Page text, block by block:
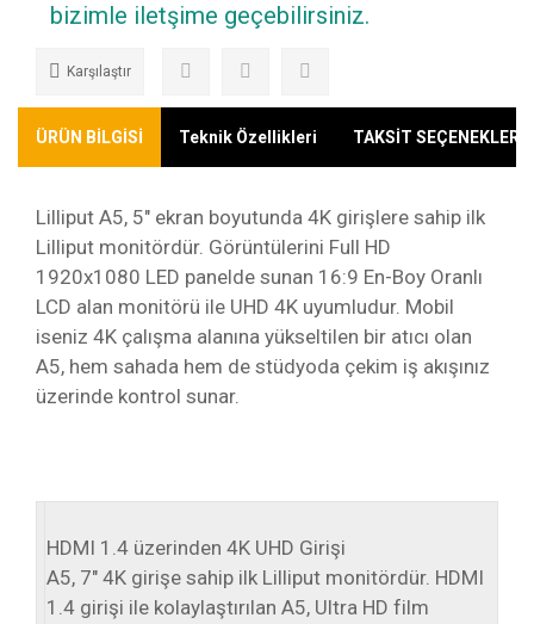
bizimle iletşime geçebilirsiniz.
Karşılaştır
ÜRÜN BİLGİSİ Teknik Özellikleri TAKSİT SEÇENEKLERİ
Lilliput A5, 5" ekran boyutunda 4K girişlere sahip ilk
Lilliput monitördür. Görüntülerini Full HD
1920x1080 LED panelde sunan 16:9 En-Boy Oranlı
LCD alan monitörü ile UHD 4K uyumludur. Mobil
iseniz 4K çalışma alanına yükseltilen bir atıcı olan
A5, hem sahada hem de stüdyoda çekim iş akışınız
üzerinde kontrol sunar.
HDMI 1.4 üzerinden 4K UHD Girişi
A5, 7" 4K girişe sahip ilk Lilliput monitördür. HDMI
1.4 girişi ile kolaylaştırılan A5, Ultra HD film